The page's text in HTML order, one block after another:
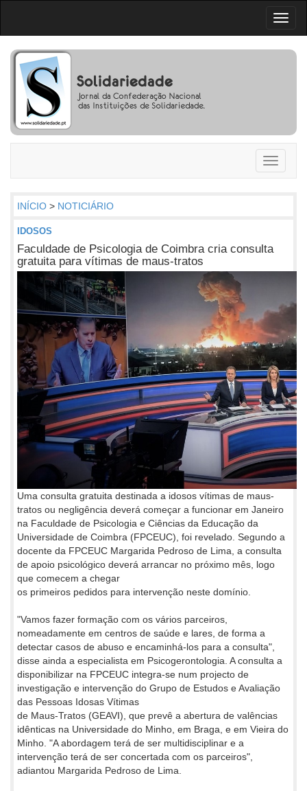
Toggle
INÍCIO > NOTICIÁRIO
IDOSOS
Faculdade de Psicologia de Coimbra cria consulta
gratuita para vítimas de maus-tratos
Uma consulta gratuita destinada a idosos vítimas de maus-
tratos ou negligência deverá começar a funcionar em Janeiro
na Faculdade de Psicologia e Ciências da Educação da
Universidade de Coimbra (FPCEUC), foi revelado. Segundo a
docente da FPCEUC Margarida Pedroso de Lima, a consulta
de apoio psicológico deverá arrancar no próximo mês, logo
que comecem a chegar
os primeiros pedidos para intervenção neste domínio.
"Vamos fazer formação com os vários parceiros,
nomeadamente em centros de saúde e lares, de forma a
detectar casos de abuso e encaminhá-los para a consulta",
disse ainda a especialista em Psicogerontologia. A consulta a
disponibilizar na FPCEUC integra-se num projecto de
investigação e intervenção do Grupo de Estudos e Avaliação
das Pessoas Idosas Vítimas
de Maus-Tratos (GEAVI), que prevê a abertura de valências
idênticas na Universidade do Minho, em Braga, e em Vieira do
Minho. "A abordagem terá de ser multidisciplinar e a
intervenção terá de ser concertada com os parceiros",
adiantou Margarida Pedroso de Lima.